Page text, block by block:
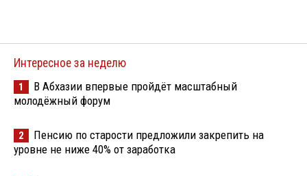
Интересное за неделю
1
В Абхазии впервые пройдёт масштабный
молодёжный форум
2
Пенсию по старости предложили закрепить на
уровне не ниже 40% от заработка